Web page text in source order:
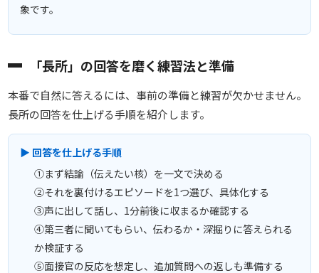
象です。
「長所」の回答を磨く練習法と準備
本番で自然に答えるには、事前の準備と練習が欠かせません。
長所の回答を仕上げる手順を紹介します。
▶ 回答を仕上げる手順
①まず結論（伝えたい核）を一文で決める
②それを裏付けるエピソードを1つ選び、具体化する
③声に出して話し、1分前後に収まるか確認する
④第三者に聞いてもらい、伝わるか・深掘りに答えられる
か検証する
⑤面接官の反応を想定し、追加質問への返しも準備する